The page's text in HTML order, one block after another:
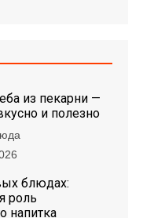
из пекарни —
и полезно
блюдах:
роль
напитка